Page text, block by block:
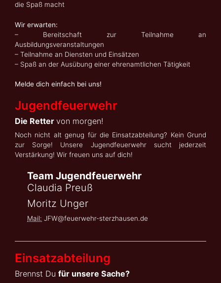
die Spaß macht
Wir erwarten:
– Bereitschaft zur Teilnahme an
Ausbildungsveranstaltungen
– Teilnahme an Diensten und Einsätzen
– Spaß an der Ausübung einer ehrenamtlichen Tätigkeit
Melde dich einfach bei uns!
Jugendfeuerwehr
Die Retter von morgen!
Noch nicht alt genug für die Einsatzabteilung? Kein Grund
zur Sorge! Unsere Jugendfeuerwehr sucht jederzeit
Verstärkung! Wir freuen uns auf dich!
Team Jugendfeuerwehr
Claudia Preuß
Moritz Unger
Mail: JFW@feuerwehr-sterzhausen.de
Einsatzabteilung
Brennst Du für unsere Sache?